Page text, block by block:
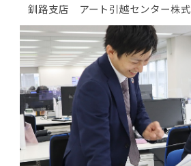
釧路支店 アート引越センター株